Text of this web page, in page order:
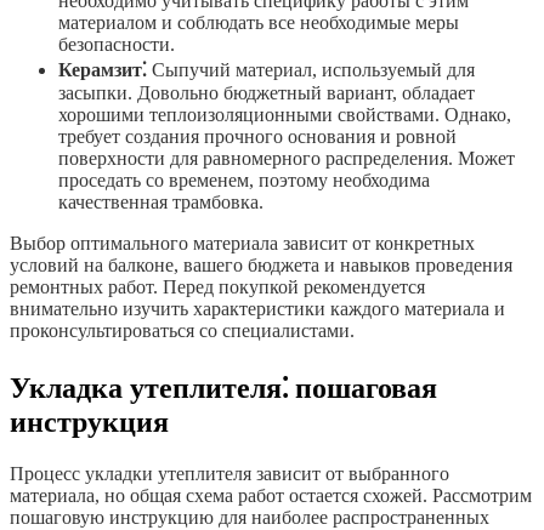
материалом и соблюдать все необходимые меры
безопасности.
Керамзит⁚ Сыпучий материал, используемый для
засыпки. Довольно бюджетный вариант, обладает
хорошими теплоизоляционными свойствами. Однако,
требует создания прочного основания и ровной
поверхности для равномерного распределения. Может
проседать со временем, поэтому необходима
качественная трамбовка.
Выбор оптимального материала зависит от конкретных
условий на балконе, вашего бюджета и навыков проведения
ремонтных работ. Перед покупкой рекомендуется
внимательно изучить характеристики каждого материала и
проконсультироваться со специалистами.
Укладка утеплителя⁚ пошаговая
инструкция
Процесс укладки утеплителя зависит от выбранного
материала, но общая схема работ остается схожей. Рассмотрим
пошаговую инструкцию для наиболее распространенных